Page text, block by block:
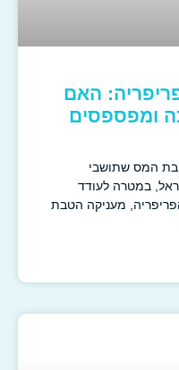
האם
שתושבי
לעודד
מעניקה הטבת